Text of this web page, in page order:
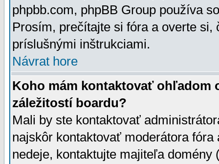
phpbb.com, phpBB Group používa
Prosím, prečítajte si fóra a overte
príslušnými inštrukciami.
Návrat hore
Koho mám kontaktovať ohľadom
záležitostí boardu?
Mali by ste kontaktovať
najskôr kontaktovať moderátora
nedeje, kontaktujte majiteľa